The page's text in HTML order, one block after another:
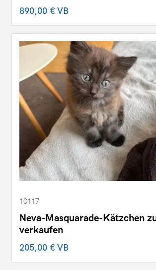
890,00 €VB
10117
Neva-Masquarade-Kätzchen
verkaufen
205,00 €VB